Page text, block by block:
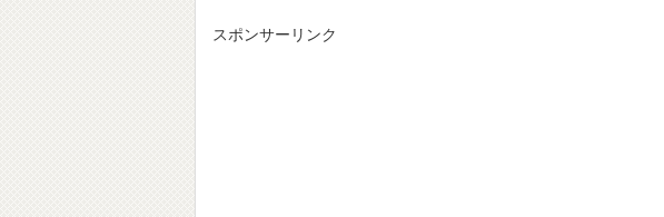
スポンサーリンク